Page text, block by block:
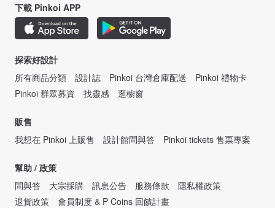
下載 Pinkoi APP
探索好設計
所有商品分類
設計誌 Pinkoi 台灣倉庫配送
Pinkoi 禮物卡
Pinkoi 群眾募資
找靈感 逛櫥窗
販售
我想在 Pinkoi 上販售
設計館問與答 Pinkoi tickets 售票專案
幫助 / 政策
問與答
大宗採購 訊息公告 服務條款
隱私權政策
退貨政策
會員制度 & P Coins 回饋計畫